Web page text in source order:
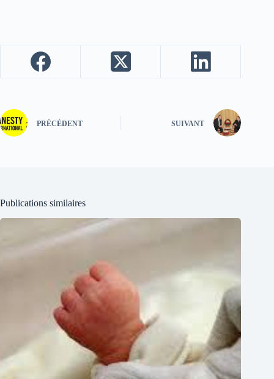
PRÉCÉDENT SUIVANT
Publications similaires